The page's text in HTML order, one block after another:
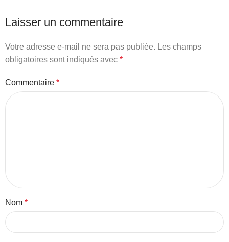
Laisser un commentaire
Votre adresse e-mail ne sera pas publiée. Les champs
obligatoires sont indiqués avec *
Commentaire *
Nom *